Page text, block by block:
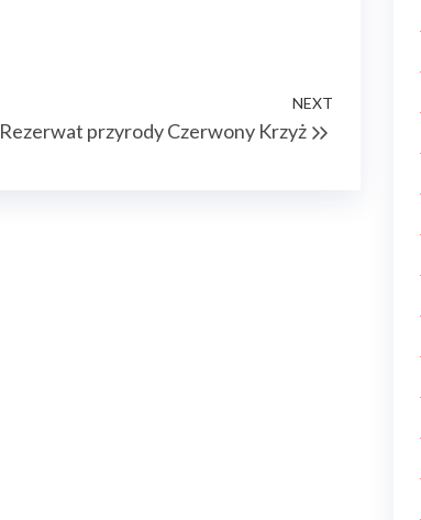
Next
NEXT
Rezerwat przyrody Czerwony Krzyż